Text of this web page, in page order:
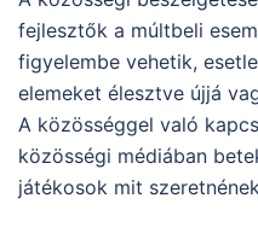
fejlesztők a múltbeli
figyelembe vehetik,
elemeket élesztve újjá
A közösséggel való
közösségi médiában
játékosok mit